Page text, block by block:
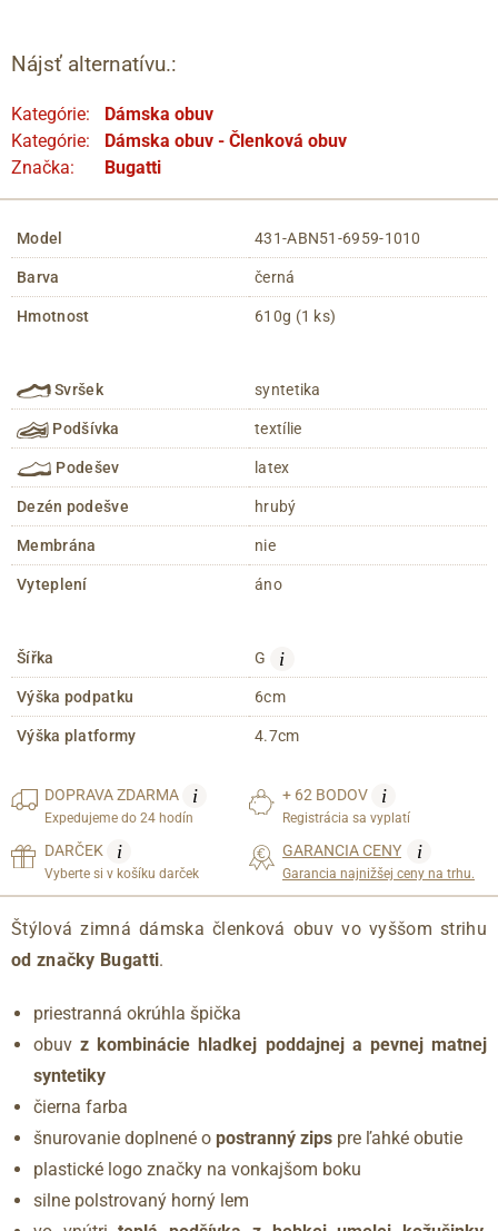
Nájsť alternatívu.:
Kategórie:
Dámska obuv
Kategórie:
Dámska obuv - Členková obuv
Značka:
Bugatti
Model 431-ABN51-6959-1010
Barva černá
Hmotnost 610g (1 ks)
Svršek syntetika
Podšívka textílie
Podešev latex
Dezén podešve hrubý
Membrána nie
Vyteplení áno
Šířka G i
Výška podpatku 6cm
Výška platformy 4.7cm
DOPRAVAZDARMA i
Expedujeme do 24 hodín
+ 62 BODOV i
Registrácia sa vyplatí
DARČEK i
Vyberte si v košíku darček
GARANCIA CENY i
Garancia najnižšej ceny na trhu.
Štýlová zimná dámska členková obuv vo vyššom strihu
od značky Bugatti.
priestranná okrúhla špička
obuvz kombinácie hladkej poddajnej a pevnej matnej
syntetiky
čierna farba
šnurovanie doplnené o postranný zips pre ľahké obutie
plastické logo značky na vonkajšom boku
silne polstrovaný horný lem